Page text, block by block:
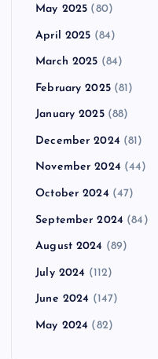
May 2025 (80)
April 2025 (84)
March 2025 (84)
February 2025(81)
January 2025(88)
December 2024 (81)
November 2024 (44)
October 2024 (47)
September 2024 (84)
August 2024 (89)
July 2024 (112)
June 2024 (147)
May 2024 (82)